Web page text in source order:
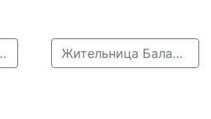
сразу шесть протоколов Жительница Балахны потеряла 3 816 000 рублей на фиктивных инвестициях →